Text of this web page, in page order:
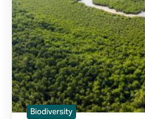
Biodiversity